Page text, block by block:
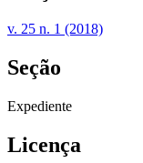
v. 25 n. 1 (2018)
Seção
Expediente
Licença